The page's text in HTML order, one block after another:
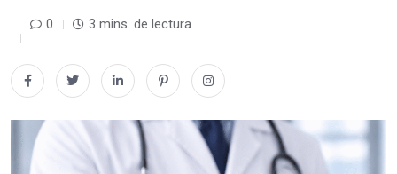
0 3 mins. de lectura